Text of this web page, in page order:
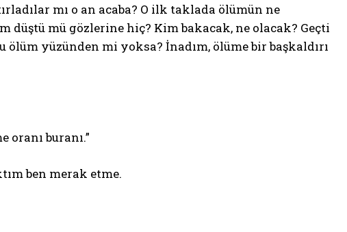
mı o an acaba? O ilk taklada ölümün ne
düştü mü gözlerine hiç? Kim bakacak, ne olacak? Geçti
ölüm yüzünden mi yoksa? İnadım, ölüme bir başkaldırı
oranı buranı.”
ben merak etme.